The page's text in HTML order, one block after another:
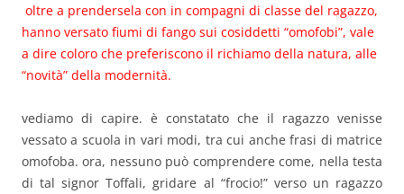
oltre a prendersela con in compagni di classe del ragazzo,
hanno versato fiumi di fango sui cosiddetti “omofobi”, vale
a dire coloro che preferiscono il richiamo della natura, alle
“novità” della modernità.
vediamo di capire. è constatato che il ragazzo venisse
vessato a scuola in vari modi, tra cui anche frasi di matrice
omofoba. ora, nessuno può comprendere come, nella testa
di tal signor Toffali, gridare al “frocio!” verso un ragazzo